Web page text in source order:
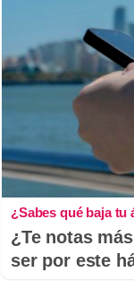
¿Sabes qué baja tu
¿Te notas
ser por este